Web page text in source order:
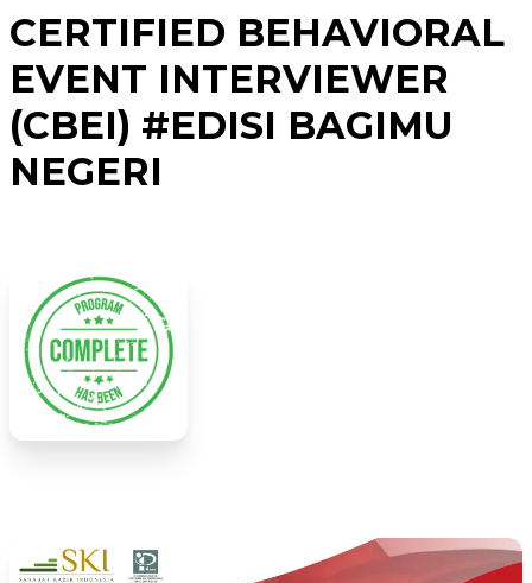
CERTIFIED BEHAVIORAL
EVENT INTERVIEWER
(CBEI) #EDISI BAGIMU
NEGERI